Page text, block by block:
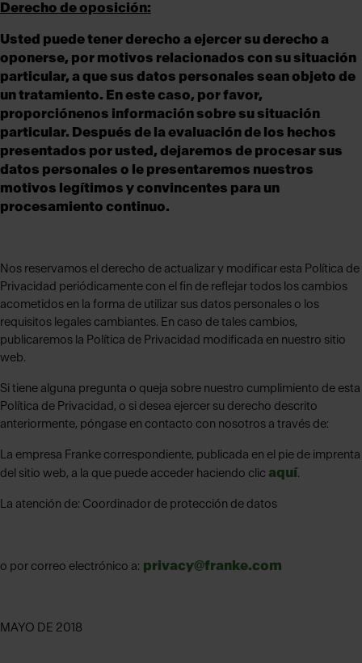
Derecho de oposición:
Usted puede tener derecho a ejercer su derecho a
oponerse, por motivos relacionados con su situación
particular, a que sus datos personales sean objeto de
un tratamiento. En este caso, por favor,
proporciónenos información sobre su situación
particular. Después de la evaluación de los hechos
presentados por usted, dejaremos de procesar sus
datos personales o le presentaremos nuestros
motivos legítimos y convincentes para un
procesamiento continuo.
Nos reservamos el derecho de actualizar y modificar esta Política de
Privacidad periódicamente con el fin de reflejar todos los cambios
acometidos en la forma de utilizar sus datos personales o los
requisitos legales cambiantes. En caso de tales cambios,
publicaremos la Política de Privacidad modificada en nuestro sitio
web.
Si tiene alguna pregunta o queja sobre nuestro cumplimiento de esta
Política de Privacidad, o si desea ejercer su derecho descrito
anteriormente, póngase en contacto con nosotros a través de:
La empresa Franke correspondiente, publicada en el pie de imprenta
del sitio web, a la que puede acceder haciendo clic aquí.
La atención de: Coordinador de protección de datos
o por correo electrónico a: privacy@franke.com
MAYO DE 2018